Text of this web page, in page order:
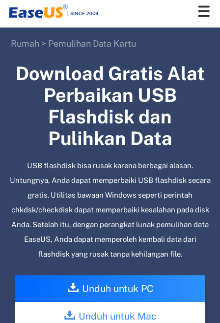
Rumah > Pemulihan Data Kartu
Download Gratis Alat
Perbaikan USB
Flashdisk dan
Pulihkan Data
USB flashdisk bisa rusak karena berbagai alasan.
Untungnya, Anda dapat memperbaiki USB flashdisk secara
gratis. Utilitas bawaan Windows seperti perintah
chkdsk/checkdisk dapat memperbaiki kesalahan pada disk
Anda. Setelah itu, dengan perangkat lunak pemulihan data
EaseUS, Anda dapat memperoleh kembali data dari
flashdisk yang rusak tanpa kehilangan file.
Unduh untuk PC
Unduh untuk Mac